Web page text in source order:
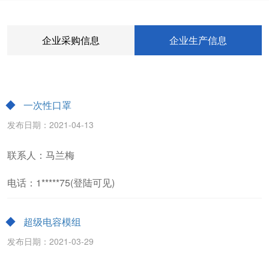
企业采购信息 企业生产信息
一次性口罩
发布日期：2021-04-13
联系人：马兰梅
电话：1*****75(登陆可见)
超级电容模组
发布日期：2021-03-29